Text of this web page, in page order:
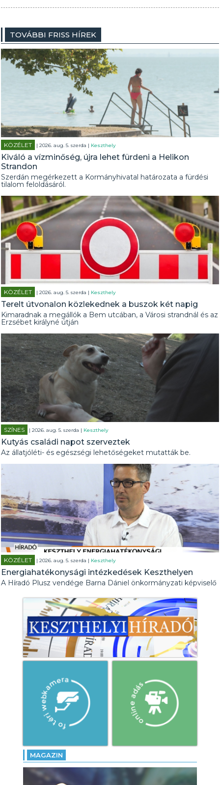
TOVÁBBI FRISS HÍREK
KÖZÉLET | 2026. aug. 5. szerda | Keszthely
Kiváló a vízminőség, újra lehet fürdeni a Helikon
Strandon
Szerdán megérkezett a Kormányhivatal határozata a fürdési
tilalom feloldásáról.
KÖZÉLET | 2026. aug. 5. szerda | Keszthely
Terelt útvonalon közlekednek a buszok két napig
Kimaradnak a megállók a Bem utcában, a Városi strandnál és az
Erzsébet királyné útján
SZÍNES | 2026. aug. 5. szerda | Keszthely
Kutyás családi napot szerveztek
Az állatjóléti- és egészségi lehetőségeket mutatták be.
KÖZÉLET | 2026. aug. 5. szerda | Keszthely
Energiahatékonysági intézkedések Keszthelyen
A Híradó Plusz vendége Barna Dániel önkormányzati képviselő
MAGAZIN